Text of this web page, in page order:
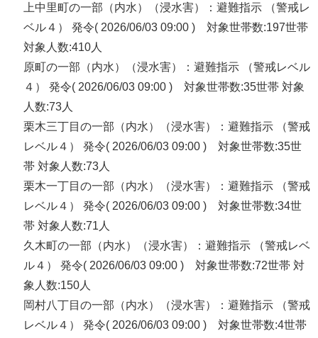
上中里町の一部（内水）（浸水害）：避難指示 （警戒レ
ベル４） 発令( 2026/06/03 09:00 ) 対象世帯数:197世帯
対象人数:410人
原町の一部（内水）（浸水害）：避難指示 （警戒レベル
４） 発令( 2026/06/03 09:00 ) 対象世帯数:35世帯 対象
人数:73人
栗木三丁目の一部（内水）（浸水害）：避難指示 （警戒
レベル４） 発令( 2026/06/03 09:00 ) 対象世帯数:35世
帯 対象人数:73人
栗木一丁目の一部（内水）（浸水害）：避難指示 （警戒
レベル４） 発令( 2026/06/03 09:00 ) 対象世帯数:34世
帯 対象人数:71人
久木町の一部（内水）（浸水害）：避難指示 （警戒レベ
ル４） 発令( 2026/06/03 09:00 ) 対象世帯数:72世帯 対
象人数:150人
岡村八丁目の一部（内水）（浸水害）：避難指示 （警戒
レベル４） 発令( 2026/06/03 09:00 ) 対象世帯数:4世帯